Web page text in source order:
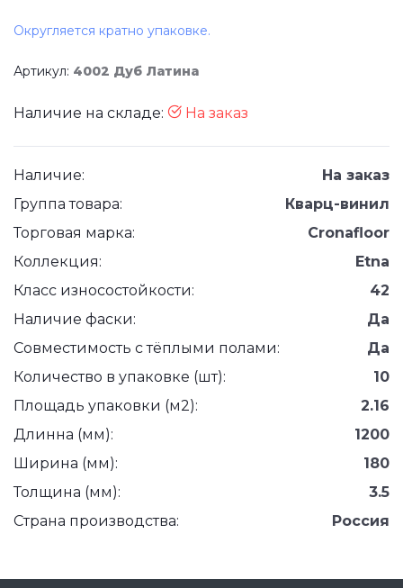
Округляется кратно упаковке.
Артикул: 4002 Дуб Латина
Наличие на складе: На заказ
Наличие:
На заказ
Группа товара:
Кварц-винил
Торговая марка:
Cronafloor
Коллекция:
Etna
Класс износостойкости:
42
Наличие фаски:
Да
Совместимость с тёплыми полами:
Да
Количество в упаковке (шт):
10
Площадь упаковки (м2):
2.16
Длинна (мм):
1200
Ширина (мм):
180
Толщина (мм):
3.5
Страна производства:
Россия